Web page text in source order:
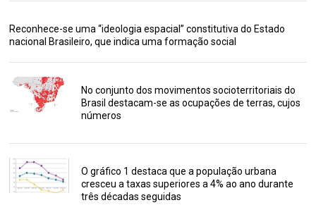
Reconhece-se uma “ideologia espacial” constitutiva do Estado
nacional Brasileiro, que indica uma formação social
No conjunto dos movimentos socioterritoriais do
Brasil destacam-se as ocupações de terras, cujos
números
O gráfico 1 destaca que a população urbana
cresceu a taxas superiores a 4% ao ano durante
três décadas seguidas